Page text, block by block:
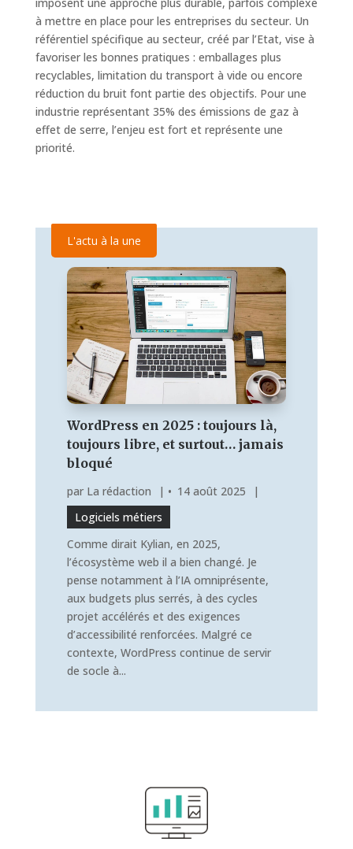
à mettre en place pour les entreprises du secteur. Un
référentiel spécifique au secteur, créé par l’Etat, vise à
favoriser les bonnes pratiques : emballages plus
recyclables, limitation du transport à vide ou encore
réduction du bruit font partie des objectifs. Pour une
industrie représentant 35% des émissions de gaz à
effet de serre, l’enjeu est fort et représente une
priorité.
WordPress en 2025 : toujours là,
toujours libre, et surtout… jamais
bloqué
par La rédaction | 14 août 2025
|
Logiciels métiers
Comme dirait Kylian, en 2025,
l’écosystème web il a bien changé. Je
pense notamment à l’IA omniprésente,
aux budgets plus serrés, à des cycles
projet accélérés et des exigences
d’accessibilité renforcées. Malgré ce
contexte, WordPress continue de servir
de socle à...